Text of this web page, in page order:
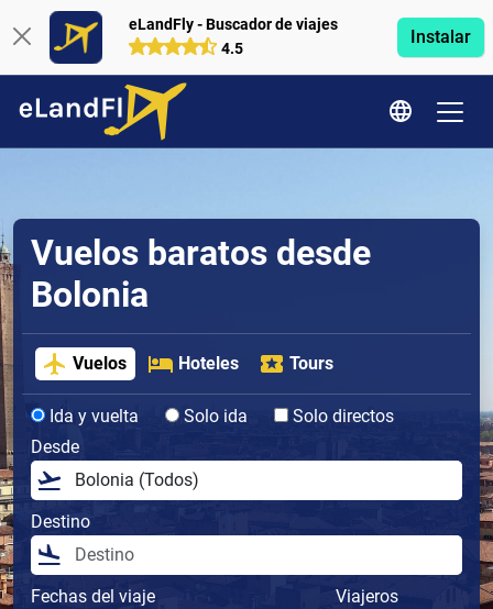
eLandFly - Buscador de viajes
4.5
Instalar
Vuelos baratos desde
Bolonia
Vuelos Hoteles Tours
Ida y vuelta Solo ida
Solo directos
Desde
Destino
Fechas del viaje Viajeros